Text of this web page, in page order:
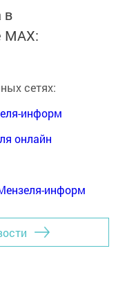
в
MАХ:
сетях:
информ
онлайн
информ